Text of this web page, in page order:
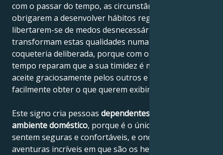
com o passar do tempo, as circunstâncias as
obrigarem a desenvolver hábitos regulares e a
libertarem-se de medos desnecessários. Muitas delas
transformam estas qualidades numa espécie de
coqueteria deliberada, porque com o passar do
tempo reparam que a sua timidez é muitas vezes
aceite graciosamente pelos outros e que podem
facilmente obter o que querem exibindo-a.
Este signo cria pessoas dependentes do seu
ambiente doméstico, porque é o único sítio onde se
sentem seguras e confortáveis, e onde sonham com
aventuras incríveis em que são os heróis.